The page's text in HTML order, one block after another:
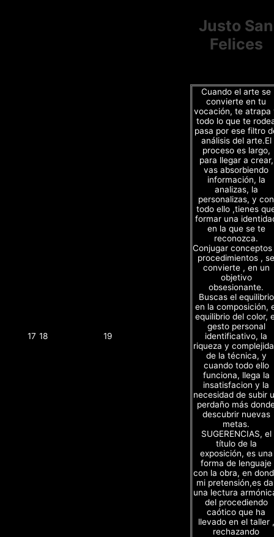
17 18 19
Justo San
Felices
Cuando el arte se
convierte en tu
vocación, te atrapa
todo lo que te
pasa por ese filtro
análisis del arte.El
proceso es largo,
para llegar a crear,
vas absorbiendo
información, la
analizas, la
personalizas, y con
todo ello ,tienes
formar una
en la que se te
reconozca.
Conjugar
procedimientos , se
convierte , en un
objetivo
obsesionante.
Buscas el equilibrio
en la composición,
equilibrio del color,
gesto personal
identificativo, la
riqueza y
de la técnica, y
cuando todo ello
funciona, llega la
insatisfacion y la
necesidad de subir
perdaño más
descubrir nuevas
metas.
SUGERENCIAS, el
título de la
exposición, es una
forma de lenguaje
con la obra, en
mi pretensión,es
una lectura
del procediendo
caótico que ha
llevado en el taller ,
rechazando